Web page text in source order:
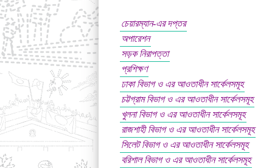
চেয়ারম্যান-এর দপ্তর
অপারেশন
সড়ক নিরাপত্তা
প্রশিক্ষণ
ঢাকা বিভাগ ও এর আওতাধীন সার্কেলসমূহ
চট্টগ্রাম বিভাগ ও এর আওতাধীন সার্কেলসমূহ
খুলনা বিভাগ ও এর আওতাধীন সার্কেলসমূহ
রাজশাহী বিভাগ ও এর আওতাধীন সার্কেলসমূহ
সিলেট বিভাগ ও এর আওতাধীন সার্কেলসমূহ
বরিশাল বিভাগ ও এর আওতাধীন সার্কেলসমূহ